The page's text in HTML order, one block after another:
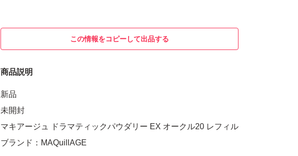
この情報をコピーして出品する
商品説明
新品
未開封
マキアージュ ドラマティックパウダリー EX オークル20 レフィル
ブランド：MAQuillAGE